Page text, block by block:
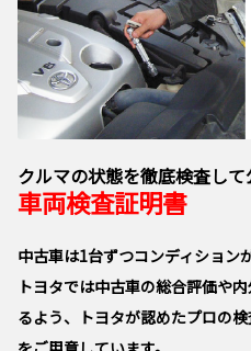
クルマの状態を徹底検査して
車両検査証明書
中古車は1台ずつコンディション
トヨタでは中古車の総合評価や
るよう、トヨタが認めたプロの